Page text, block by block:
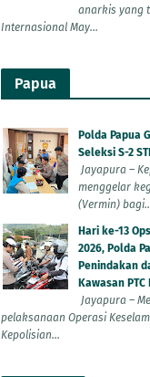
anarkis yang
Internasional May...
Papua
Polda Papua
Seleksi S-2
Jayapura –
menggelar
(Vermin)
Hari ke-13
2026, Polda
Penindakan
Kawasan
Jayapura –
pelaksanaan Operasi
Kepolisian...